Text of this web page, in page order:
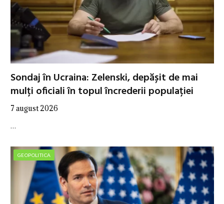
Sondaj în Ucraina: Zelenski, depășit de mai
mulți oficiali în topul încrederii populației
7 august 2026
…
GEOPOLITICA